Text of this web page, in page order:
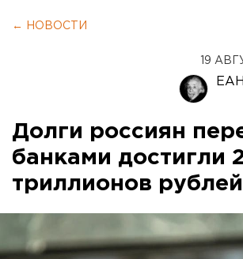
← НОВОСТИ
19
Долги россиян
банками достигли
триллионов рублей